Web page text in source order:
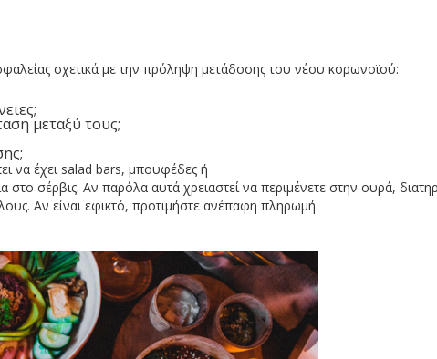
σχετικά με την πρόληψη μετάδοσης του νέου κορωνοϊού:
μεταξύ τους;
να έχει salad bars, μπουφέδες ή
σέρβις. Αν παρόλα αυτά χρειαστεί να περιμένετε στην ουρά,
Αν είναι εφικτό, προτιμήστε ανέπαφη πληρωμή.